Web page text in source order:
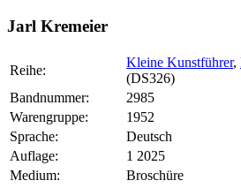
Jarl Kremeier
Reihe:
Kleine Kunstführer,
(DS326)
Bandnummer:
2985
Warengruppe:
1952
Sprache:
Deutsch
Auflage:
1 2025
Medium:
Broschüre